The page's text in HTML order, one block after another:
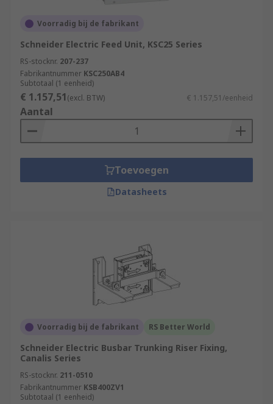
Voorradig bij de fabrikant
Schneider Electric Feed Unit, KSC25 Series
RS-stocknr. 207-237
Fabrikantnummer KSC250AB4
Subtotaal (1 eenheid)
€ 1.157,51(excl. BTW) € 1.157,51/eenheid
Aantal
Toevoegen
Datasheets
Voorradig bij de fabrikant RS Better World
Schneider Electric Busbar Trunking Riser Fixing,
Canalis Series
RS-stocknr. 211-0510
Fabrikantnummer KSB400ZV1
Subtotaal (1 eenheid)